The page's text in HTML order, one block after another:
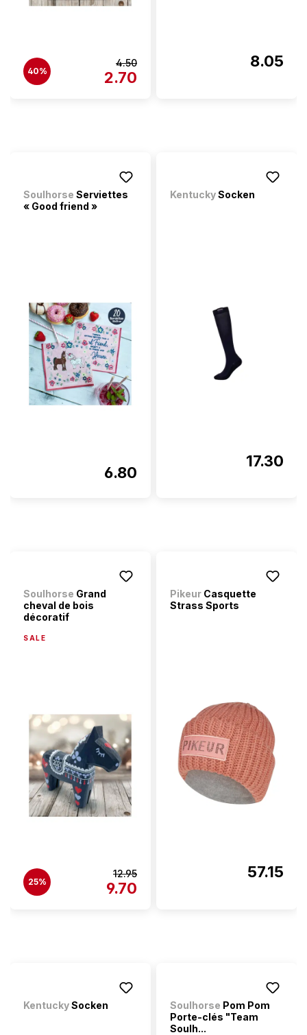
40%
4.50
2.70
8.05
Soulhorse Serviettes
« Good friend »
6.80
KentuckySocken
17.30
Soulhorse Grand
cheval de bois
décoratif
SALE
25%
12.95
9.70
Pikeur Casquette
Strass Sports
57.15
KentuckySocken Soulhorse Pom Pom
Porte-clés "Team
Soulh...